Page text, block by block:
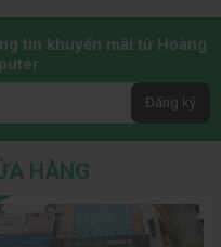
tin khuyến mãi từ Hoàng
Đăng ký
HÀNG